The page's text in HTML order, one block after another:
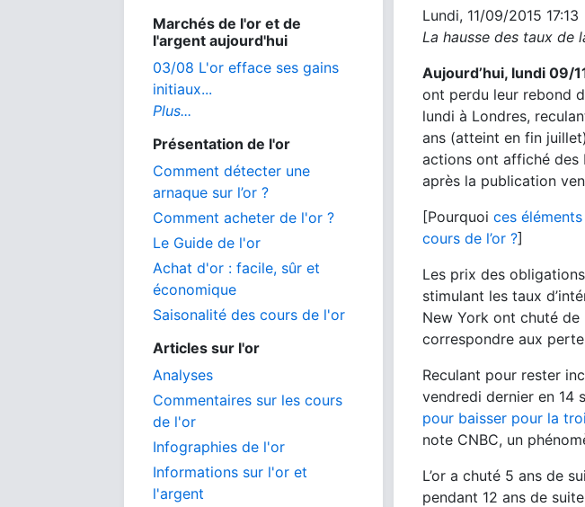
Marchés de l'or et de
l'argent aujourd'hui
03/08 L'or efface ses gains
initiaux...
Plus...
Présentation de l'or
Comment détecter une
arnaque sur l’or ?
Comment acheter de l'or ?
Le Guide de l'or
Achat d'or : facile, sûr et
économique
Saisonalité des cours de l'or
Articles sur l'or
Analyses
Commentaires sur les cours
de l'or
Infographies de l'or
Informations sur l'or et
l'argent
Lundi, 11/09/2015 17:13
La hausse des taux de
Aujourd’hui, lundi 09/
ont perdu leur rebond
lundi à Londres,
ans (atteint en fin
actions ont affiché des
après la publication
[Pourquoi ces
cours de l’or ?]
Les prix des
stimulant les taux
New York ont chuté de
correspondre aux
Reculant pour rester
vendredi dernier en 14
pour baisser pour la
note CNBC, un
L’or a chuté 5 ans de
pendant 12 ans de